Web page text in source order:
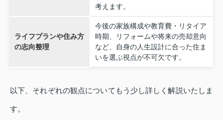
考えます。
ライフプランや住み方
の志向整理
今後の家族構成や教育費・リタイア
時期、リフォームや将来の売却意向
など、自身の人生設計に合った住ま
いを選ぶ視点が不可欠です。
以下、それぞれの観点についてもう少し詳しく解説いたしま
す。